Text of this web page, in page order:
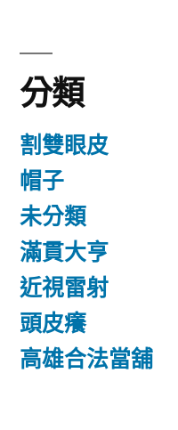
分類
割雙眼皮
帽子
未分類
滿貫大亨
近視雷射
頭皮癢
高雄合法當舖